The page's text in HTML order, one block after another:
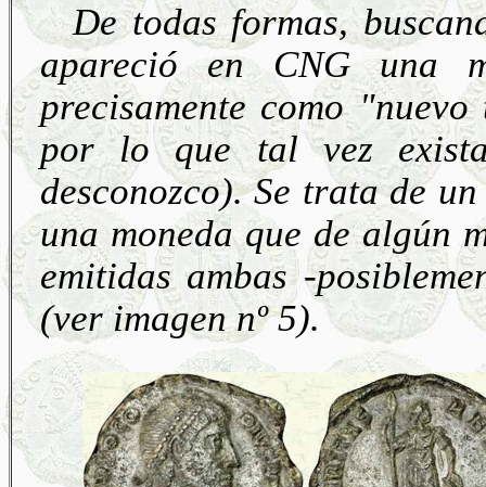
De todas formas,
apareció en CNG una
precisamente como
por lo que tal vez
desconozco). Se trata de
una moneda que de algún
emitidas ambas -
(ver imagen nº 5).